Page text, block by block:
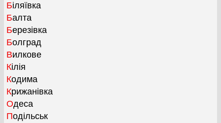
Біляївка
Балта
Березівка
Болград
Вилкове
Кілія
Кодима
Крижанівка
Одеса
Подільськ